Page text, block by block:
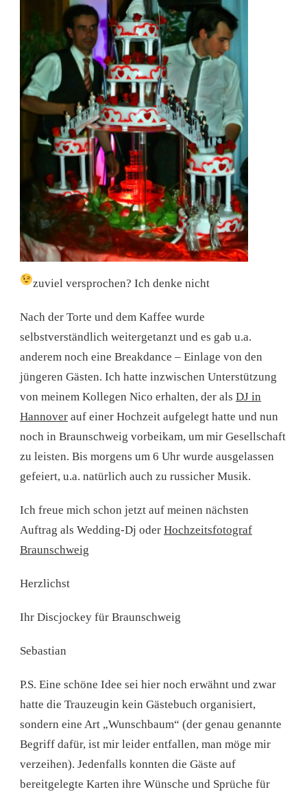
zuviel versprochen? Ich denke nicht
Nach der Torte und dem Kaffee wurde
selbstverständlich weitergetanzt und es gab u.a.
anderem noch eine Breakdance – Einlage von den
jüngeren Gästen. Ich hatte inzwischen Unterstützung
von meinem Kollegen Nico erhalten, der als DJ in
Hannover auf einer Hochzeit aufgelegt hatte und nun
noch in Braunschweig vorbeikam, um mir Gesellschaft
zu leisten. Bis morgens um 6 Uhr wurde ausgelassen
gefeiert, u.a. natürlich auch zu russicher Musik.
Ich freue mich schon jetzt auf meinen nächsten
Auftrag als Wedding-Dj oder Hochzeitsfotograf
Braunschweig
Herzlichst
Ihr Discjockey für Braunschweig
Sebastian
P.S. Eine schöne Idee sei hier noch erwähnt und zwar
hatte die Trauzeugin kein Gästebuch organisiert,
sondern eine Art „Wunschbaum“ (der genau genannte
Begriff dafür, ist mir leider entfallen, man möge mir
verzeihen). Jedenfalls konnten die Gäste auf
bereitgelegte Karten ihre Wünsche und Sprüche für